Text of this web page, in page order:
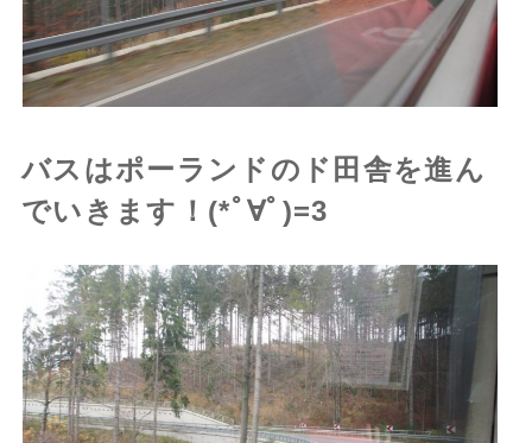
バスはポーランドのド田舎を進ん
でいきます！(*ﾟ∀ﾟ)=3